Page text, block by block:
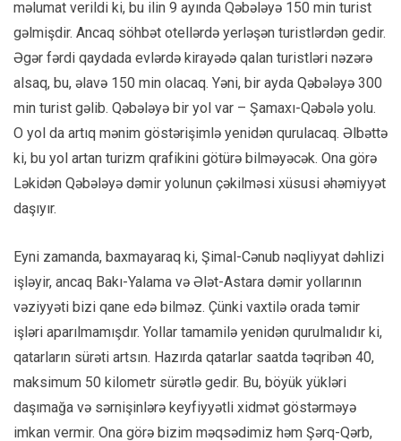
məlumat verildi ki, bu ilin 9 ayında Qəbələyə 150 min turist
gəlmişdir. Ancaq söhbət otellərdə yerləşən turistlərdən gedir.
Əgər fərdi qaydada evlərdə kirayədə qalan turistləri nəzərə
alsaq, bu, əlavə 150 min olacaq. Yəni, bir ayda Qəbələyə 300
min turist gəlib. Qəbələyə bir yol var – Şamaxı-Qəbələ yolu.
O yol da artıq mənim göstərişimlə yenidən qurulacaq. Əlbəttə
ki, bu yol artan turizm qrafikini götürə bilməyəcək. Ona görə
Ləkidən Qəbələyə dəmir yolunun çəkilməsi xüsusi əhəmiyyət
daşıyır.
Eyni zamanda, baxmayaraq ki, Şimal-Cənub nəqliyyat dəhlizi
işləyir, ancaq Bakı-Yalama və Ələt-Astara dəmir yollarının
vəziyyəti bizi qane edə bilməz. Çünki vaxtilə orada təmir
işləri aparılmamışdır. Yollar tamamilə yenidən qurulmalıdır ki,
qatarların sürəti artsın. Hazırda qatarlar saatda təqribən 40,
maksimum 50 kilometr sürətlə gedir. Bu, böyük yükləri
daşımağa və sərnişinlərə keyfiyyətli xidmət göstərməyə
imkan vermir. Ona görə bizim məqsədimiz həm Şərq-Qərb,